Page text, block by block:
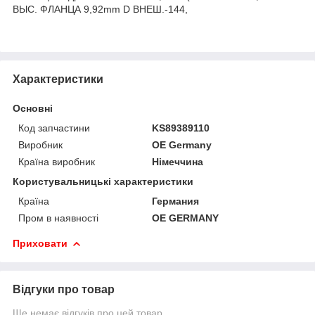
ВЫС. ФЛАНЦА 9,92mm D ВНЕШ.-144,
Характеристики
Основні
Код запчастини
KS89389110
Виробник
OE Germany
Країна виробник
Німеччина
Користувальницькі характеристики
Країна
Германия
Пром в наявності
OE GERMANY
Приховати
Відгуки про товар
Ще немає відгуків про цей товар